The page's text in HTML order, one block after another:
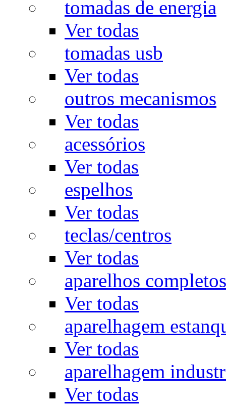
tomadas de energia
Ver todas
tomadas usb
Ver todas
outros mecanismos
Ver todas
acessórios
Ver todas
espelhos
Ver todas
teclas/centros
Ver todas
aparelhos completos
Ver todas
aparelhagem
Ver todas
aparelhagem
Ver todas